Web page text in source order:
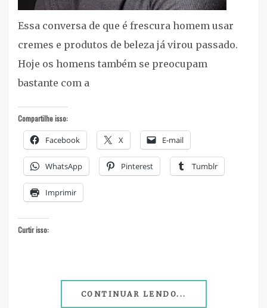
Essa conversa de que é frescura homem usar
cremes e produtos de beleza já virou passado.
Hoje os homens também se preocupam
bastante com a
Compartilhe isso:
Facebook X E-mail
WhatsApp Pinterest Tumblr
Imprimir
Curtir isso:
CONTINUAR LENDO...